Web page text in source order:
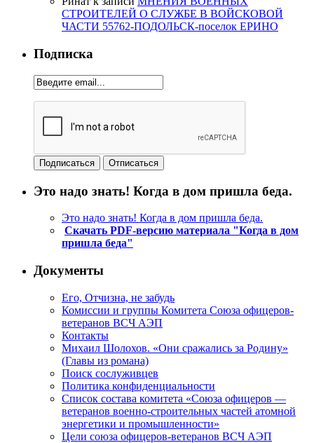
СТРОИТЕЛЕЙ О СЛУЖБЕ В ВОЙСКОВОЙ
ЧАСТИ 55762-ПОДОЛЬСК-поселок ЕРИНО
Подписка
Это надо знать! Когда в дом пришла беда.
Это надо знать! Когда в дом пришла беда.
Скачать PDF-версию материала "Когда в дом
пришла беда"
Документы
Его, Отчизна, не забудь
Комиссии и группы Комитета Союза офицеров-
ветеранов ВСЧ АЭП
Контакты
Михаил Шолохов. «Они сражались за Родину»
(Главы из романа)
Поиск сослуживцев
Политика конфиденциальности
Список состава комитета «Союза офицеров —
ветеранов военно-строительных частей атомной
энергетики и промышленности»
Цели союза офицеров-ветеранов ВСЧ АЭП